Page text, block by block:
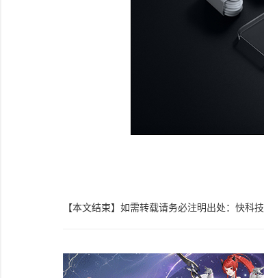
【本文结束】如需转载请务必注明出处：快科技